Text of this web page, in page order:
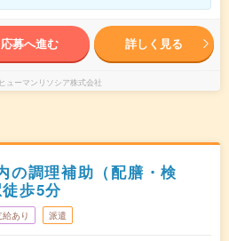
応募へ進む 詳しく見る
ヒューマンリソシア株式会社
の調理補助（配膳・検
歩5分
あり 派遣